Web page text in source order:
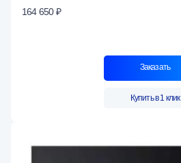
164 650 ₽
Заказать
Купить в 1 клик